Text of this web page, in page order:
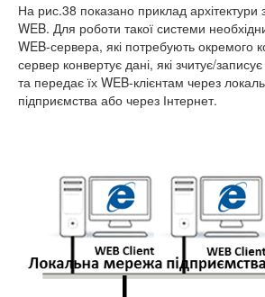
На рис.38 показано приклад архітектури
WEB. Для роботи такої системи
WEB-сервера, які потребують окремого
сервер конвертує дані, які зчитує/
та передає їх WEB-клієнтам через
підприємства або через Інтернет.